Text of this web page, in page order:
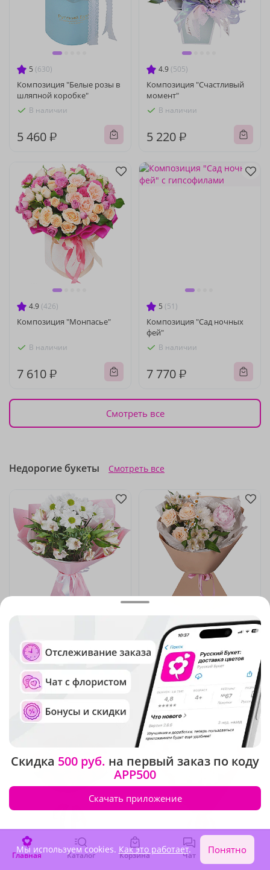
5 (630)
Композиция "Белые розы в
шляпной коробке"
В наличии
5 460 ₽
4.9 (505)
Композиция "Счастливый
момент"
В наличии
5 220 ₽
4.9 (426)
Композиция "Монпасье"
В наличии
7 610 ₽
5 (51)
Композиция "Сад ночных
фей"
В наличии
7 770 ₽
Смотреть все
Недорогие букеты Смотреть все
Букет "Нежный сон"
В наличии
1 870 ₽
5(107)
Букет "Маленькое счастье"
В наличии
3 210 ₽
4.9
Акция
(515)
Акция
Главная Каталог Корзина Чат Войти
Скидка 500 руб. на первый заказ по коду
APP500
Скачать приложение
Мы используем cookies. Как это работает. Понятно